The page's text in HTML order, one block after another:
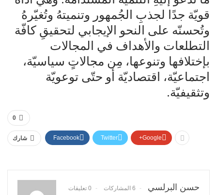
قويّة جدًا لجذبِ الجُمهور وتنميتهُ وتُغيّرهُ
وتُحسنّه على النحو الإيجابي لتحقيقِ كافّة
التطلعات والأهداف في المجالات
بإختلافها وتنوعها، مِن مجالاتٍ سياسيّة،
اجتماعيّة، اقتصاديّة أو حتّى توعويّة
وتثقيفيّة.
0
شارك Facebook Twitter Google+
حسن البرلسي 6 المشاركات 0 تعليقات